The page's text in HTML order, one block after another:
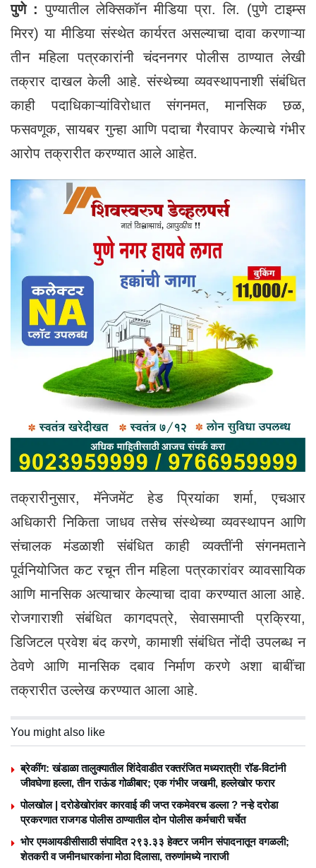
पुणे : पुण्यातील लेक्सिकॉन मीडिया प्रा. लि. (पुणे टाइम्स
मिरर) या मीडिया संस्थेत कार्यरत असल्याचा दावा करणाऱ्या
तीन महिला पत्रकारांनी चंदननगर पोलीस ठाण्यात लेखी
तक्रार दाखल केली आहे. संस्थेच्या व्यवस्थापनाशी संबंधित
काही पदाधिकाऱ्यांविरोधात संगनमत, मानसिक छळ,
फसवणूक, सायबर गुन्हा आणि पदाचा गैरवापर केल्याचे गंभीर
आरोप तक्रारीत करण्यात आले आहेत.
तक्रारीनुसार, मॅनेजमेंट हेड प्रियांका शर्मा, एचआर
अधिकारी निकिता जाधव तसेच संस्थेच्या व्यवस्थापन आणि
संचालक मंडळाशी संबंधित काही व्यक्तींनी संगनमताने
पूर्वनियोजित कट रचून तीन महिला पत्रकारांवर व्यावसायिक
आणि मानसिक अत्याचार केल्याचा दावा करण्यात आला आहे.
रोजगाराशी संबंधित कागदपत्रे, सेवासमाप्ती प्रक्रिया,
डिजिटल प्रवेश बंद करणे, कामाशी संबंधित नोंदी उपलब्ध न
ठेवणे आणि मानसिक दबाव निर्माण करणे अशा बाबींचा
तक्रारीत उल्लेख करण्यात आला आहे.
You might also like
ब्रेकींग: खंडाळा तालुक्यातील शिंदेवाडीत रक्तरंजित मध्यरात्री! रॉड-विटांनी
जीवघेणा हल्ला, तीन राऊंड गोळीबार; एक गंभीर जखमी, हल्लेखोर फरार
पोलखोल | दरोडेखोरांवर कारवाई की जप्त रकमेवरच डल्ला ? नऱ्हे दरोडा
प्रकरणात राजगड पोलीस ठाण्यातील दोन पोलीस कर्मचारी चर्चेत
भोर एमआयडीसीसाठी संपादित २९३.३३ हेक्टर जमीन संपादनातून वगळली;
शेतकरी व जमीनधारकांना मोठा दिलासा, तरुणांमध्ये नाराजी